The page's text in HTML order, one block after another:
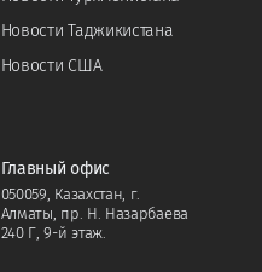
Новости Таджикистана
Новости США
Главный офис
050059, Казахстан, г.
Алматы, пр. Н. Назарбаева
240 Г, 9-й этаж.